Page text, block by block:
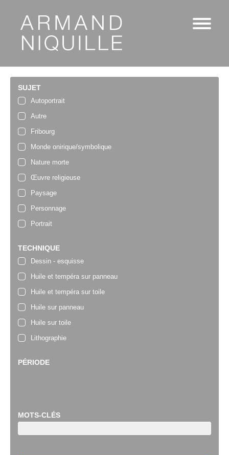
SUJET
Autoportrait
Autre
Fribourg
Monde onirique/symbolique
Nature morte
Œuvre religieuse
Paysage
Personnage
Portrait
TECHNIQUE
Dessin - esquisse
Huile et tempéra sur panneau
Huile et tempéra sur toile
Huile sur panneau
Huile sur toile
Lithographie
PÉRIODE
MOTS-CLÉS